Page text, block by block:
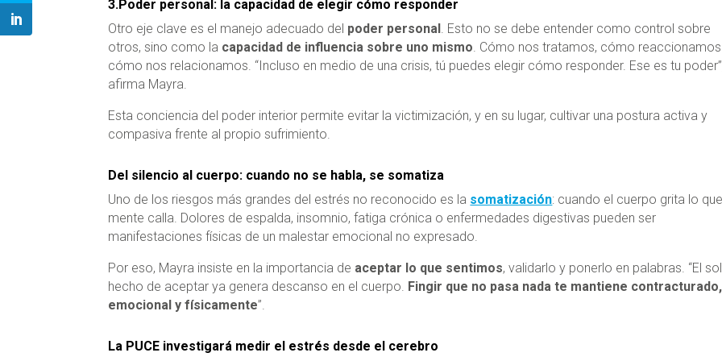
3.Poder personal: la capacidad de elegir cómo responder
Otro eje clave es el manejo adecuado del poder personal. Esto no se debe entender como control sobre
otros, sino como la capacidad de influencia sobre uno mismo. Cómo nos tratamos, cómo
cómo nos relacionamos. “Incluso en medio de una crisis, tú puedes elegir cómo responder. Ese es tu
afirma Mayra.
Esta conciencia del poder interior permite evitar la victimización, y en su lugar, cultivar una postura activa y
compasiva frente al propio sufrimiento.
Del silencio al cuerpo: cuando no se habla, se somatiza
Uno de los riesgos más grandes del estrés no reconocido es la somatización: cuando el cuerpo grita lo
mente calla. Dolores de espalda, insomnio, fatiga crónica o enfermedades digestivas pueden ser
manifestaciones físicas de un malestar emocional no expresado.
Por eso, Mayra insiste en la importancia de aceptar lo que sentimos, validarlo y ponerlo en palabras. “El
hecho de aceptar ya genera descanso en el cuerpo. Fingir que no pasa nada te mantiene contracturado,
emocional y físicamente”.
La PUCE investigará medir el estrés desde el cerebro